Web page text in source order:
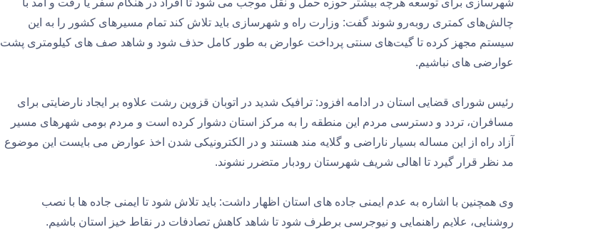
چالش‌های کمتری روبه‌رو شوند گفت: وزارت راه و شهرسازی باید تلاش کند تمام مسیرهای کشور را به این
سیستم مجهز کرده تا گیت‌‎های سنتی پرداخت عوارض به طور کامل حذف شود و شاهد صف های کیلومتری پشت
عوارضی های نباشیم.
رئیس شورای قضایی استان در ادامه افزود: ترافیک شدید در اتوبان قزوین رشت علاوه بر ایجاد نارضایتی برای
مسافران، تردد و دسترسی مردم این منطقه را به مرکز استان دشوار کرده است و مردم بومی شهرهای مسیر
آزاد راه از این مساله بسیار ناراضی و گلایه مند هستند و در الکترونیکی شدن اخذ عوارض می بایست این موضوع
مد نظر قرار گیرد تا اهالی شریف شهرستان رودبار متضرر نشوند.
وی همچنین با اشاره به عدم ایمنی جاده های استان اظهار داشت: باید تلاش شود تا ایمنی جاده ها با نصب
روشنایی، علایم راهنمایی و نیوجرسی برطرف شود تا شاهد کاهش تصادفات در نقاط خیز استان باشیم.